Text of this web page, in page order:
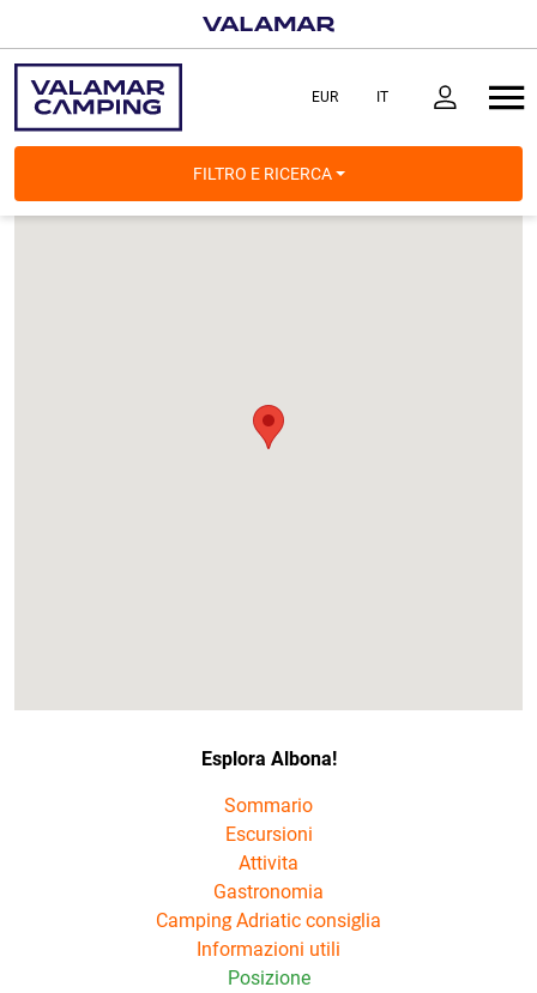
FILTRO E RICERCA
Esplora Albona!
Sommario
Escursioni
Attivita
Gastronomia
Camping Adriatic consiglia
Informazioni utili
Posizione